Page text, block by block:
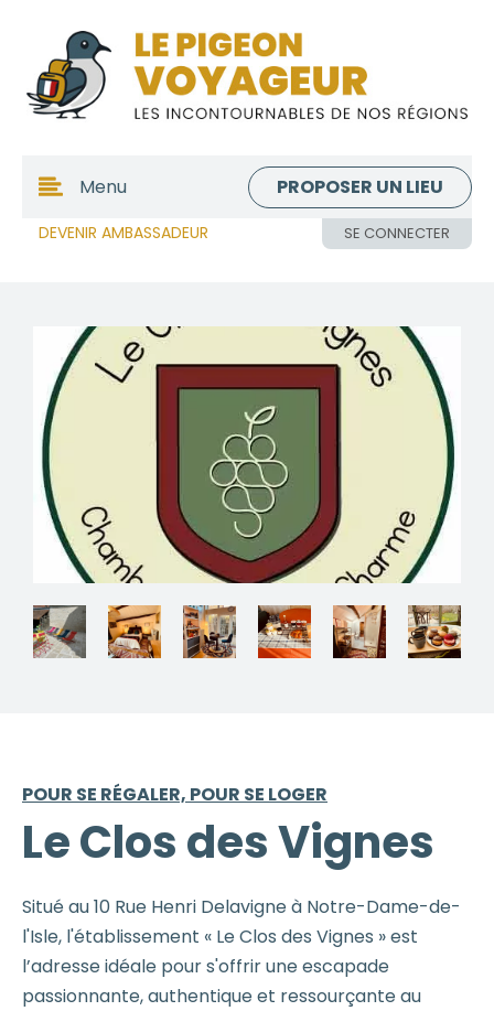
DEVENIR AMBASSADEUR SE CONNECTER
Menu PROPOSER UN LIEU
POUR SE RÉGALER, POUR SE LOGER
Le Clos des Vignes
Situé au 10 Rue Henri Delavigne à Notre-Dame-de-
l'Isle, l'établissement « Le Clos des Vignes » est
l’adresse idéale pour s'offrir une escapade
passionnante, authentique et ressourçante au